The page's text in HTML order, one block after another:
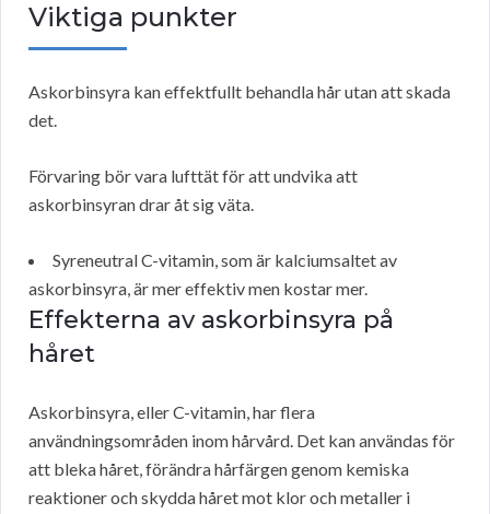
Viktiga punkter
Askorbinsyra kan effektfullt behandla hår utan att skada
det.
Förvaring bör vara lufttät för att undvika att
askorbinsyran drar åt sig väta.
Syreneutral C-vitamin, som är kalciumsaltet av
askorbinsyra, är mer effektiv men kostar mer.
Effekterna av askorbinsyra på
håret
Askorbinsyra, eller C-vitamin, har flera
användningsområden inom hårvård. Det kan användas för
att bleka håret, förändra hårfärgen genom kemiska
reaktioner och skydda håret mot klor och metaller i